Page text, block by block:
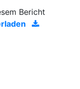
Bericht